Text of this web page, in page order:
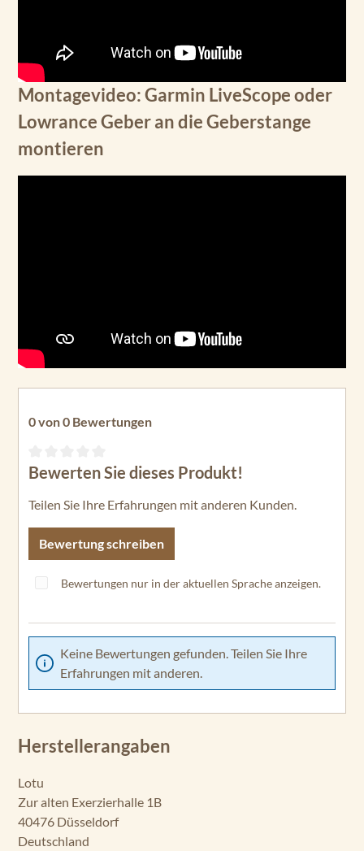
Montagevideo: Garmin LiveScope oder
Lowrance Geber an die Geberstange
montieren
0 von 0 Bewertungen
Durchschnittliche Bewertung von 0 von 5 Sternen
Bewerten Sie dieses Produkt!
Teilen Sie Ihre Erfahrungen mit anderen Kunden.
Bewertung schreiben
Bewertungen nur in der aktuellen Sprache anzeigen.
Keine Bewertungen gefunden. Teilen Sie Ihre
Erfahrungen mit anderen.
Herstellerangaben
Lotu
Zur alten Exerzierhalle 1B
40476 Düsseldorf
Deutschland